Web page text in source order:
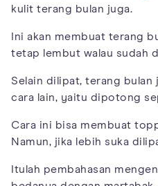
kulit terang bulan juga.
Ini akan membuat terang
tetap lembut walau sudah
Selain dilipat, terang bulan
cara lain, yaitu dipotong
Cara ini bisa membuat
Namun, jika lebih suka
Itulah pembahasan